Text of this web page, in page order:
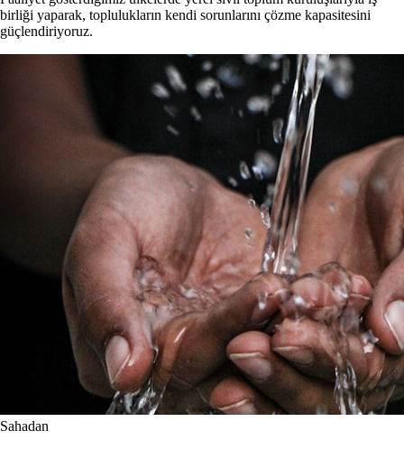
birliği yaparak, toplulukların kendi sorunlarını çözme kapasitesini
güçlendiriyoruz.
Sahadan